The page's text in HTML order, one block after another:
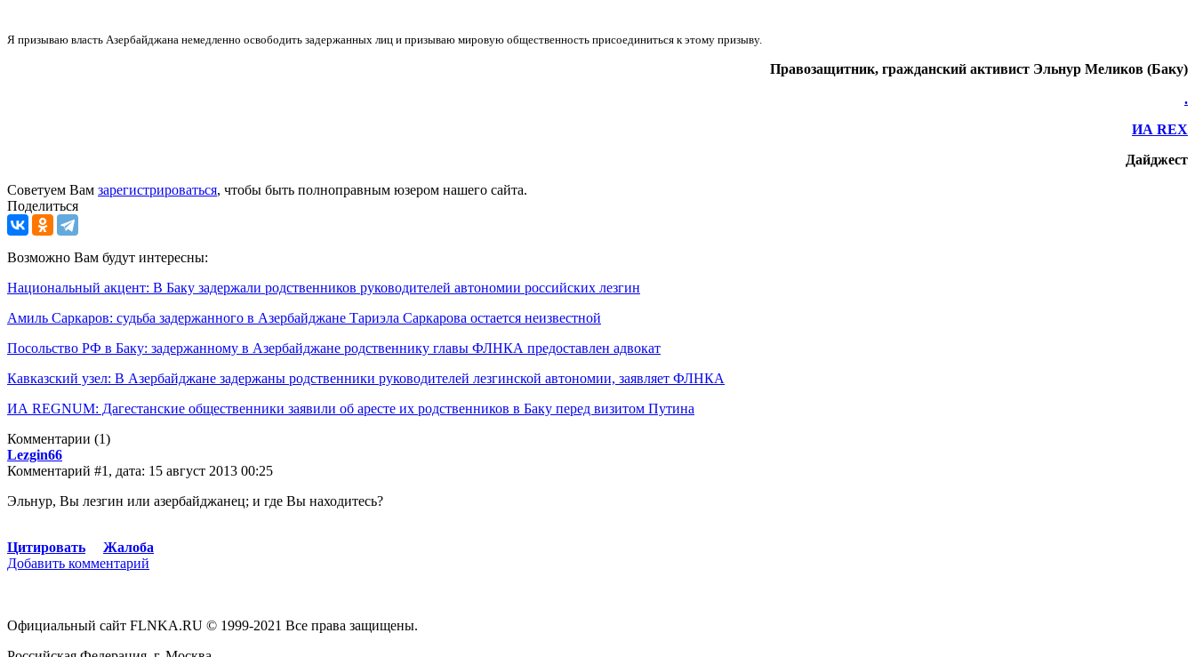
Я призываю власть Азербайджана немедленно освободить задержанных лиц и призываю мировую общественность присоединиться к этому призыву.
Правозащитник, гражданский активист Эльнур Меликов (Баку)
.
ИА REX
Дайджест
Советуем Вам зарегистрироваться, чтобы быть полноправным юзером нашего сайта.
Поделиться
Возможно Вам будут интересны:
Национальный акцент: В Баку задержали родственников руководителей автономии российских лезгин
Амиль Саркаров: судьба задержанного в Азербайджане Тариэла Саркарова остается неизвестной
Посольство РФ в Баку: задержанному в Азербайджане родственнику главы ФЛНКА предоставлен адвокат
Кавказский узел: В Азербайджане задержаны родственники руководителей лезгинской автономии, заявляет ФЛНКА
ИА REGNUM: Дагестанские общественники заявили об аресте их родственников в Баку перед визитом Путина
Комментарии (1)
Lezgin66
Комментарий #1, дата: 15 август 2013 00:25
Эльнур, Вы лезгин или азербайджанец; и где Вы находитесь?
Цитировать
Жалоба
Добавить комментарий
Официальный сайт FLNKA.RU © 1999-2021 Все права защищены.